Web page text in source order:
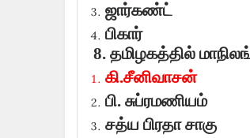
ஜார்கண்ட்
பிகார்
8. தமிழகத்தில்
கி.சீனிவாசன்
பி. சுப்ரமணியம்
சத்ய பிரதா சாகு